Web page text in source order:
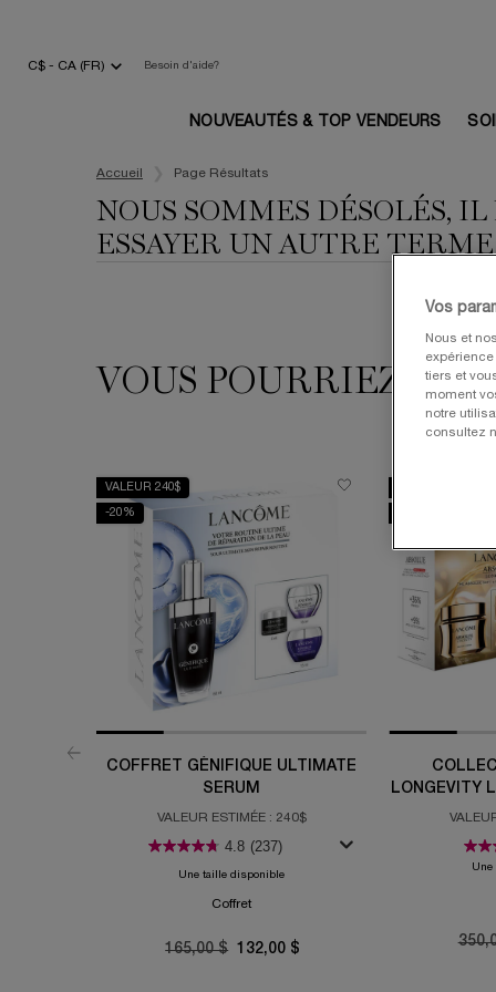
C$ - CA (FR) Besoin d'aide?
NOUVEAUTÉS & TOP VENDEURS
Accueil
Page Résultats
NOUS SOMMES DÉSOLÉS,
ESSAYER UN AUTRE
VOUS POURRIEZ
VALEUR 240$
-20%
COFFRET GÉNIFIQUE ULTIMATE
SERUM
VALEUR ESTIMÉE : 240$
4.8 (237)
Une taille disponible
Coffret
Old price
165,00 $ New price
132,00 $
LONGEVITY
ET LA
Une
Old
Vos
Nous et
tiers et
moment
notre
consultez